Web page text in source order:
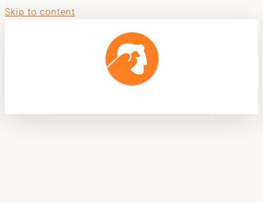
Skip to content